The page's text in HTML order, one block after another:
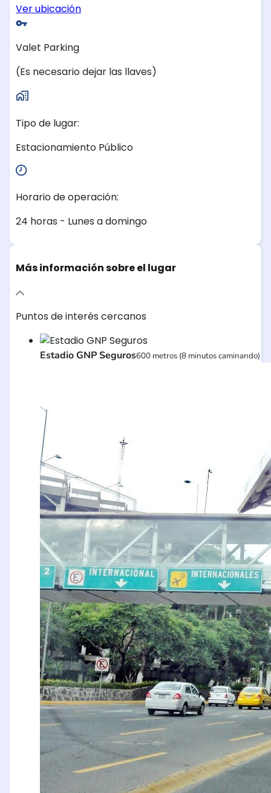
Ver ubicación
Valet Parking
(Es necesario dejar las llaves)
Tipo de lugar:
Estacionamiento Público
Horario de operación:
24 horas - Lunes a domingo
Más información sobre el lugar
Puntos de interés cercanos
Estadio GNP Seguros600 metros (8 minutos caminando)